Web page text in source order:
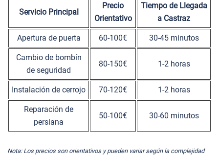
Servicio Principal
Precio
Orientativo
Tiempo de Llegada
a Castraz
Apertura de puerta 60-100€ 30-45 minutos
Cambio de bombín
de seguridad
80-150€ 1-2 horas
Instalación de cerrojo 70-120€ 1-2 horas
Reparación de
persiana
50-100€ 30-60 minutos
Nota: Los precios son orientativos y pueden variar según la complejidad